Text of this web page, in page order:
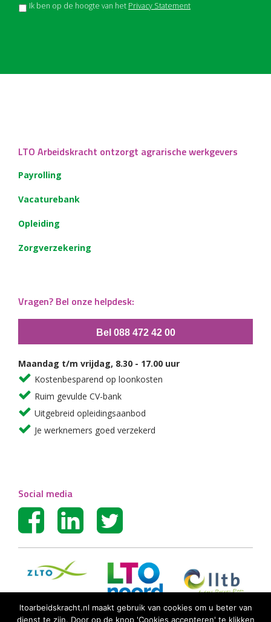
Ik ben op de hoogte van het Privacy Statement
LTO Arbeidskracht ontzorgt agrarische werkgevers
Payrolling
Vacaturebank
Opleiding
Zorgverzekering
Vragen? Bel onze helpdesk:
Bel 088 472 42 00
Maandag t/m vrijdag, 8.30 - 17.00 uur
Kostenbesparend op loonkosten
Ruim gevulde CV-bank
Uitgebreid opleidingsaanbod
Je werknemers goed verzekerd
Social media
ltoarbeidskracht.nl maakt gebruik van cookies om u beter van
dienst te zijn. Door op de knop 'Cookies accepteren' te klikken